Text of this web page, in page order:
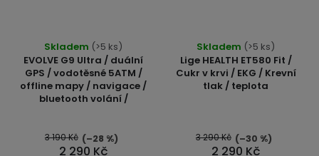
EVOLVE G9 Ultra / duální
GPS / vodotěsné 5ATM /
offline mapy / navigace /
bluetooth volání /
Skladem (>5 ks)
2 290 Kč
3 190 Kč (–28 %)
Lige HEALTH ET580 Fit /
Cukr v krvi / EKG / Krevní
tlak / teplota
hodnocení
produktu
je
5
Skladem (>5 ks)
2 290 Kč
3 290 Kč (–30 %)